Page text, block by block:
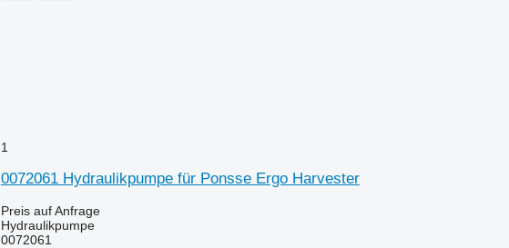
1
0072061 Hydraulikpumpe für Ponsse Ergo Harvester
Preis auf Anfrage
Hydraulikpumpe
0072061